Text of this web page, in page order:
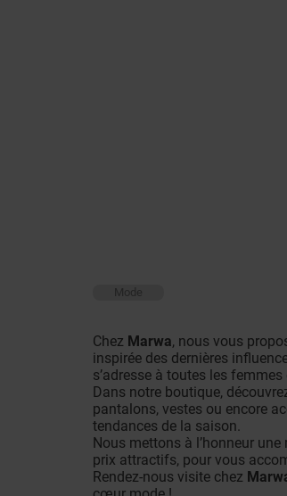
Mode
Chez Marwa, nous vous
inspirée des dernières
s’adresse à toutes les
Dans notre boutique,
pantalons, vestes ou encore
tendances de la saison.
Nous mettons à l’honneur
prix attractifs, pour vous
Rendez-nous visite chez